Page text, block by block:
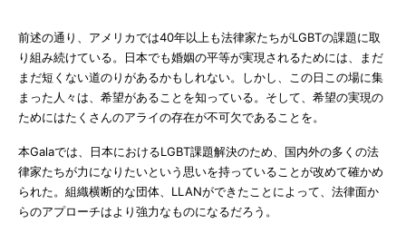
前述の通り、アメリカでは40年以上も法律家たちがLGBTの課題に取
り組み続けている。日本でも婚姻の平等が実現されるためには、まだ
まだ短くない道のりがあるかもしれない。しかし、この日この場に集
まった人々は、希望があることを知っている。そして、希望の実現の
ためにはたくさんのアライの存在が不可欠であることを。
本Galaでは、日本におけるLGBT課題解決のため、国内外の多くの法
律家たちが力になりたいという思いを持っていることが改めて確かめ
られた。組織横断的な団体、LLANができたことによって、法律面か
らのアプローチはより強力なものになるだろう。